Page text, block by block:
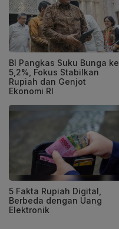
BI Pangkas Suku Bunga ke
5,2%, Fokus Stabilkan
Rupiah dan Genjot
Ekonomi RI
5 Fakta Rupiah Digital,
Berbeda dengan Uang
Elektronik